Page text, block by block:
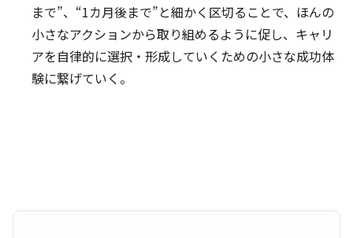
まで”、“1カ月後まで”と細かく区切ることで、ほんの
小さなアクションから取り組めるように促し、キャリ
アを自律的に選択・形成していくための小さな成功体
験に繋げていく。